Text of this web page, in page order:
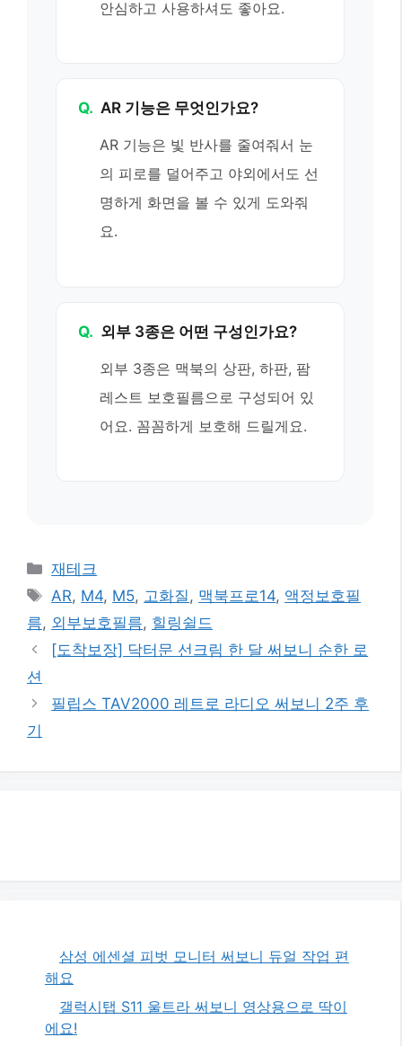
안심하고 사용하셔도 좋아요.
Q. AR 기능은 무엇인가요?
AR 기능은 빛 반사를 줄여줘서 눈
의 피로를 덜어주고 야외에서도 선
명하게 화면을 볼 수 있게 도와줘
요.
Q. 외부 3종은 어떤 구성인가요?
외부 3종은 맥북의 상판, 하판, 팜
레스트 보호필름으로 구성되어 있
어요. 꼼꼼하게 보호해 드릴게요.
카
테
리
재테크
태
그
AR, M4, M5, 고화질, 맥북프로14, 액정보호필
름, 외부보호필름, 힐링쉴드
[도착보장] 닥터문 선크림 한 달 써보니 순한 로
션
필립스 TAV2000 레트로 라디오 써보니 2주 후
기
삼성 에센셜 피벗 모니터 써보니 듀얼 작업 편
해요
갤럭시탭 S11 울트라 써보니 영상용으로 딱이
에요!